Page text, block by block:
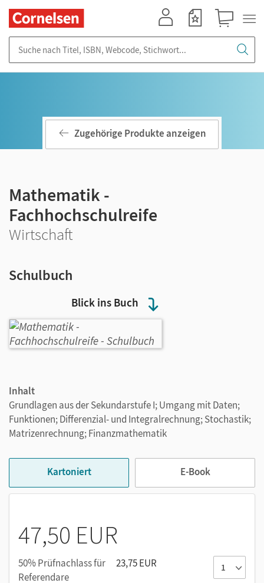
Blick ins Buch
Zugehörige Produkte anzeigen
Mathematik -
Fachhochschulreife
Wirtschaft
Schulbuch
Inhalt
Grundlagen aus der Sekundarstufe I; Umgang mit Daten;
Funktionen; Differenzial- und Integralrechnung; Stochastik;
Matrizenrechnung; Finanzmathematik
Kartoniert E-Book
47,50 EUR
50% Prüfnachlass für
Referendare
23,75 EUR